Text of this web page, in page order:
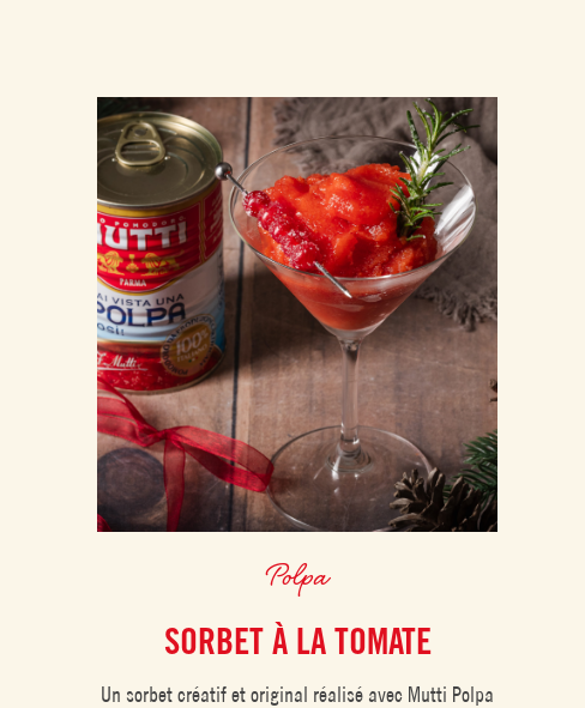
Polpa
SORBET À LA TOMATE
Un sorbet créatif et original réalisé avec Mutti Polpa